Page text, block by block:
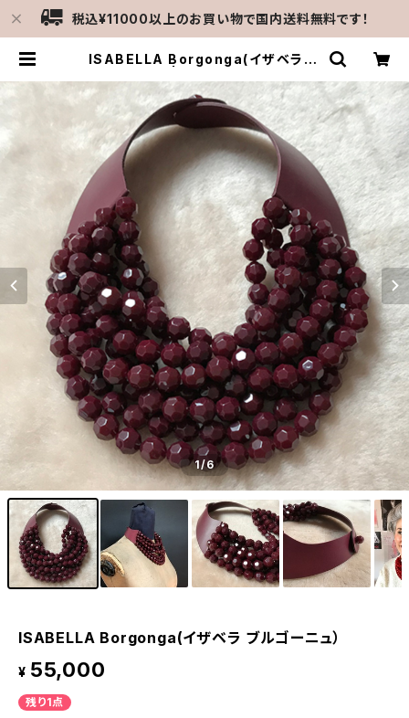
税込¥11000以上のお買い物で国内送料無料です！
ISABELLA Borgonga(イザベラ ブ
ne
1/6
ISABELLA Borgonga(イザベラ ブルゴーニュ）
¥ 55,000
残り1点